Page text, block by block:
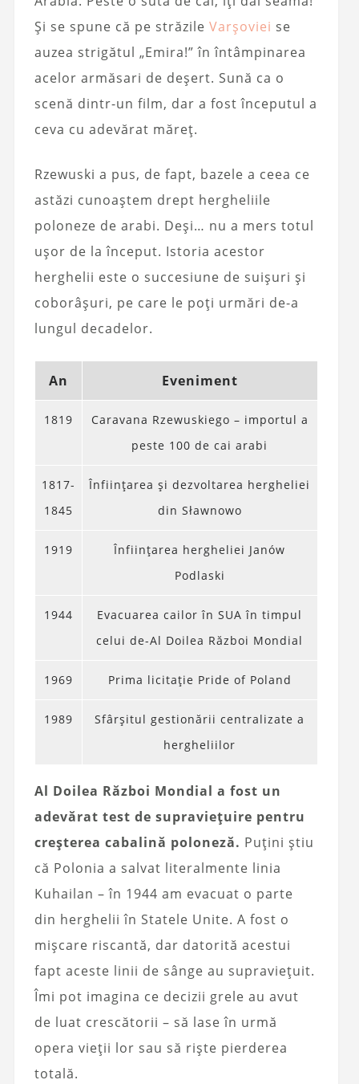
Și se spune că pe străzile Varșoviei se
auzea strigătul „Emira!” în întâmpinarea
acelor armăsari de deșert. Sună ca o
scenă dintr-un film, dar a fost începutul a
ceva cu adevărat măreț.
Rzewuski a pus, de fapt, bazele a ceea ce
astăzi cunoaștem drept hergheliile
poloneze de arabi. Deși… nu a mers totul
ușor de la început. Istoria acestor
herghelii este o succesiune de suișuri și
coborâșuri, pe care le poți urmări de-a
lungul decadelor.
An Eveniment
1819
Caravana Rzewuskiego – importul a
peste 100 de cai arabi
1817-
1845
Înființarea și dezvoltarea hergheliei
din Sławnowo
1919
Înființarea hergheliei Janów
Podlaski
1944
Evacuarea cailor în SUA în timpul
celui de-Al Doilea Război Mondial
1969 Prima licitație Pride of Poland
1989
Sfârșitul gestionării centralizate a
hergheliilor
Al Doilea Război Mondial a fost un
adevărat test de supraviețuire pentru
creșterea cabalină poloneză. Puțini știu
că Polonia a salvat literalmente linia
Kuhailan – în 1944 am evacuat o parte
din herghelii în Statele Unite. A fost o
mișcare riscantă, dar datorită acestui
fapt aceste linii de sânge au supraviețuit.
Îmi pot imagina ce decizii grele au avut
de luat crescătorii – să lase în urmă
opera vieții lor sau să riște pierderea
totală.